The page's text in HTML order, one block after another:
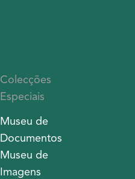
Colecções
Especiais
Museu de
Documentos
Museu de
Imagens